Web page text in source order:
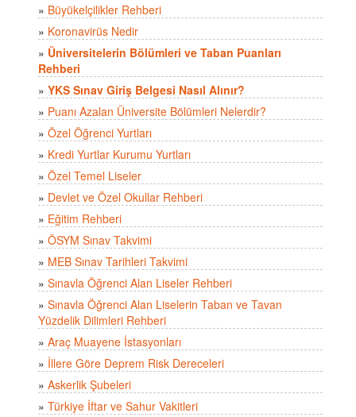
» Büyükelçilikler Rehberi
» Koronavirüs Nedir
» Üniversitelerin Bölümleri ve Taban Puanları
Rehberi
» YKS Sınav Giriş Belgesi Nasıl Alınır?
» Puanı Azalan Üniversite Bölümleri Nelerdir?
» Özel Öğrenci Yurtları
» Kredi Yurtlar Kurumu Yurtları
» Özel Temel Liseler
» Devlet ve Özel Okullar Rehberi
» Eğitim Rehberi
» ÖSYM Sınav Takvimi
» MEB Sınav Tarihleri Takvimi
» Sınavla Öğrenci Alan Liseler Rehberi
» Sınavla Öğrenci Alan Liselerin Taban ve Tavan
Yüzdelik Dilimleri Rehberi
» Araç Muayene İstasyonları
» İllere Göre Deprem Risk Dereceleri
» Askerlik Şubeleri
» Türkiye İftar ve Sahur Vakitleri